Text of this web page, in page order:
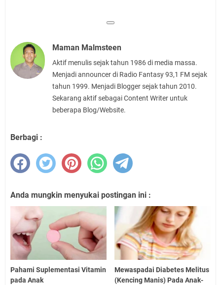
Maman Malmsteen
Aktif menulis sejak tahun 1986 di media massa.
Menjadi announcer di Radio Fantasy 93,1 FM sejak
tahun 1999. Menjadi Blogger sejak tahun 2010.
Sekarang aktif sebagai Content Writer untuk
beberapa Blog/Website.
Berbagi :
Anda mungkin menyukai postingan ini :
Pahami Suplementasi Vitamin
pada Anak
Mewaspadai Diabetes Melitus
(Kencing Manis) Pada Anak-